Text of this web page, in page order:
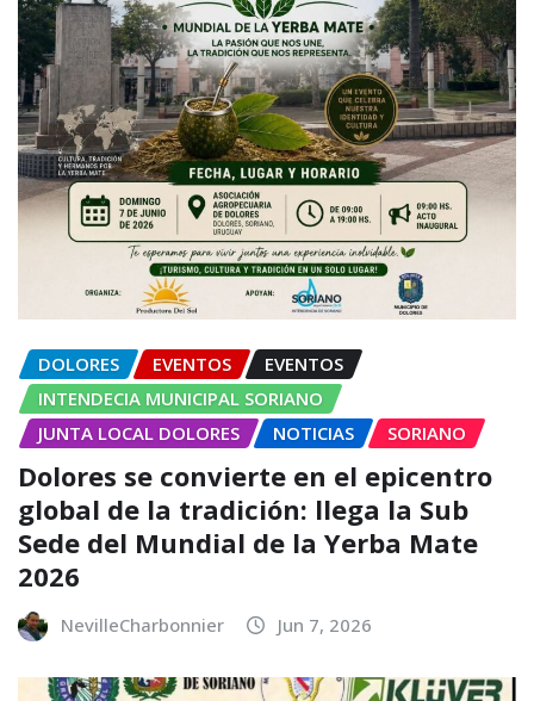
DOLORES EVENTOS
EVENTOS
INTENDECIA MUNICIPAL SORIANO
JUNTA LOCAL DOLORES
NOTICIAS SORIANO
Dolores se convierte en el epicentro
global de la tradición: llega la Sub
Sede del Mundial de la Yerba Mate
2026
NevilleCharbonnier Jun 7, 2026